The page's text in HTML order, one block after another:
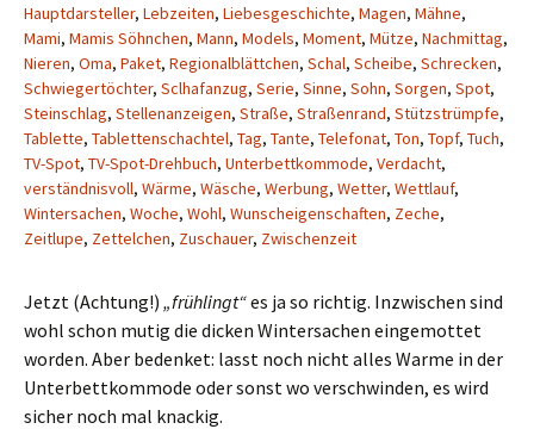
Hauptdarsteller, Lebzeiten, Liebesgeschichte, Magen, Mähne,
Mami, Mamis Söhnchen, Mann, Models, Moment, Mütze, Nachmittag,
Nieren, Oma, Paket, Regionalblättchen, Schal, Scheibe, Schrecken,
Schwiegertöchter, Sclhafanzug, Serie, Sinne, Sohn, Sorgen, Spot,
Steinschlag, Stellenanzeigen, Straße, Straßenrand, Stützstrümpfe,
Tablette, Tablettenschachtel, Tag, Tante, Telefonat, Ton, Topf, Tuch,
TV-Spot, TV-Spot-Drehbuch, Unterbettkommode, Verdacht,
verständnisvoll, Wärme, Wäsche, Werbung, Wetter, Wettlauf,
Wintersachen, Woche, Wohl, Wunscheigenschaften, Zeche,
Zeitlupe, Zettelchen, Zuschauer, Zwischenzeit
Jetzt (Achtung!) „frühlingt“es ja so richtig. Inzwischen sind
wohl schon mutig die dicken Wintersachen eingemottet
worden. Aber bedenket: lasst noch nicht alles Warme in der
Unterbettkommode oder sonst wo verschwinden, es wird
sicher noch mal knackig.